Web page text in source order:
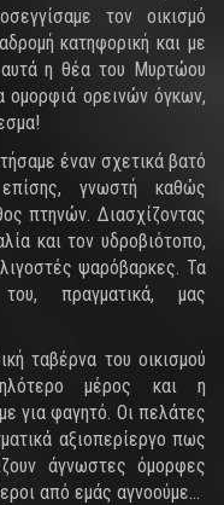
τον οικισμό
κατηφορική και με
η θέα του Μυρτώου
ομορφιά ορεινών όγκων,
έναν σχετικά βατό
γνωστή καθώς
πτηνών. Διασχίζοντας
και τον υδροβιότοπο,
ψαρόβαρκες. Τα
πραγματικά, μας
ταβέρνα του οικισμού
μέρος και η
για φαγητό. Οι πελάτες
αξιοπερίεργο πως
άγνωστες όμορφες
από εμάς αγνοούμε…